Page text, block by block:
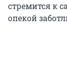
стремится к
опекой